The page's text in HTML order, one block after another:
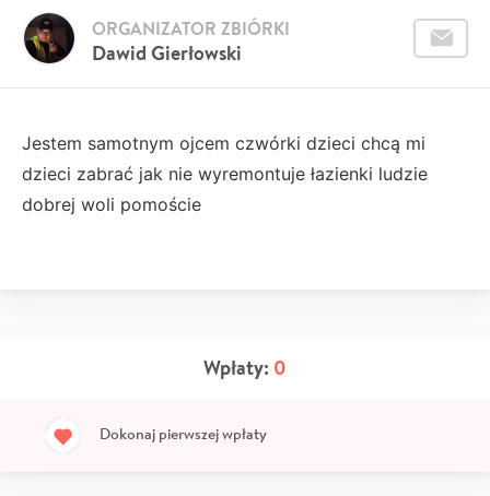
Dawid Gierłowski
ORGANIZATOR ZBIÓRKI
Jestem samotnym ojcem czwórki dzieci chcą mi
dzieci zabrać jak nie wyremontuje łazienki ludzie
dobrej woli pomoście
Wpłaty: 0
Dokonaj pierwszej wpłaty